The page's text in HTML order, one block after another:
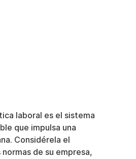
laboral es el sistema
que impulsa una
Considérela el
de su empresa,